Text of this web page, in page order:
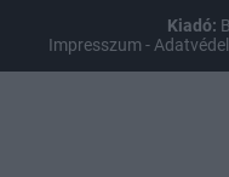
Kiadó:
Impresszum -